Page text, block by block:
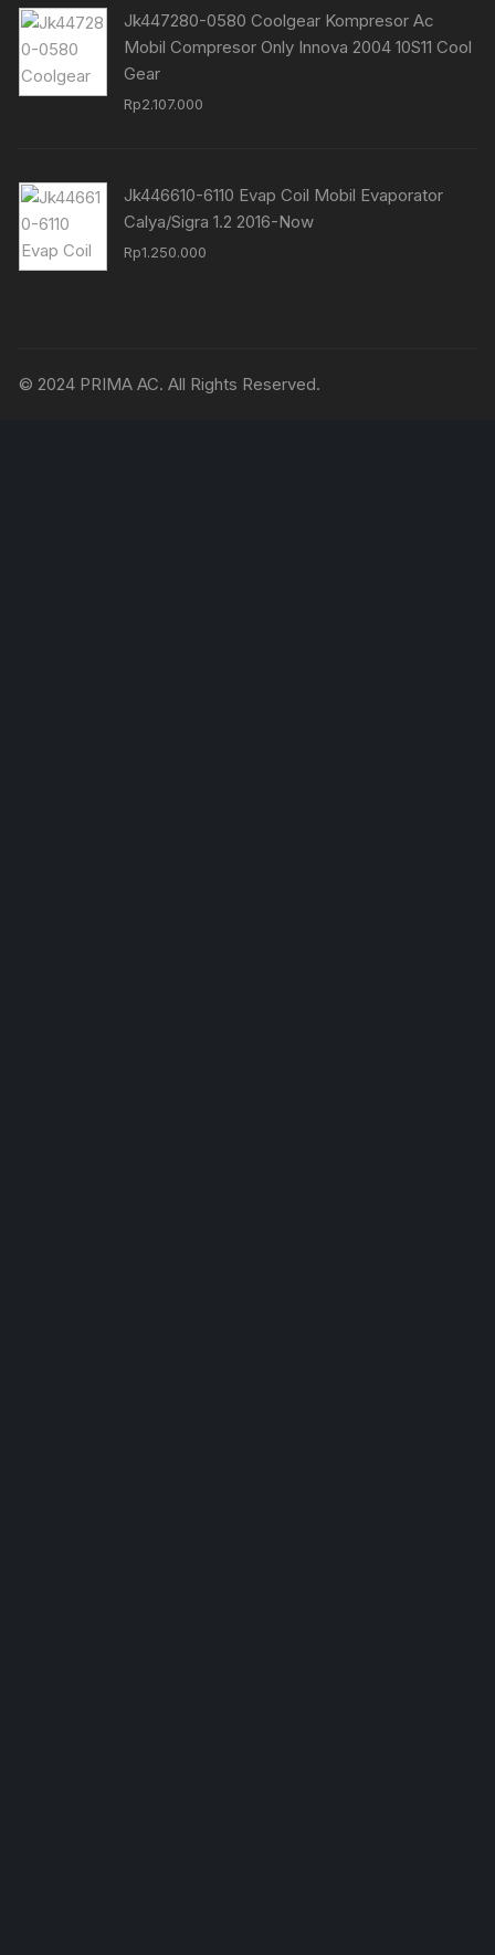
Jk447280-0580 Coolgear Kompresor Ac
Mobil Compresor Only Innova 2004 10S11 Cool
Gear
Rp2.107.000
Jk446610-6110 Evap Coil Mobil Evaporator
Calya/Sigra 1.2 2016-Now
Rp1.250.000
© 2024 PRIMA AC. All Rights Reserved.